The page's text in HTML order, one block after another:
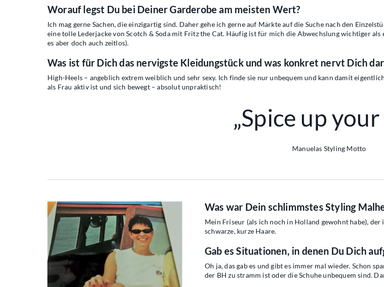
Worauf legst Du bei Deiner Garderobe am meisten Wert?
Ich mag gerne Sachen, die einzigartig sind. Daher gehe ich gerne auf Märkte auf die Suche nach den
eine tolle Lederjacke vonScotch & Soda mit Fritz the Cat. Häufig ist für mich die Abwechslung wichtiger als
es aber doch auch zeitlos).
Was ist für Dich das nervigste Kleidungstück und was konkret nervt Dich
High-Heels – angeblich extrem weiblich und sehr sexy. Ich finde sie nur unbequem und kann damit
als Frau aktiv ist und sich bewegt – absolut unpraktisch!
„Spice up your
Manuelas Styling Motto
Was war Dein schlimmstes Styling
Mein Friseur (als ich noch in Holland gewohnt habe),
schwarze, kurze Haare.
Gab es Situationen, in denen Du Dich
Oh ja, das gab es und gibt es immer mal wieder. Schon
der BH zu stramm ist oder die Schuhe unbequem sind.